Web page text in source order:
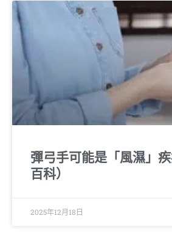
彈弓手可能是「風濕」
百科）
2025年12月18日
Page
Page